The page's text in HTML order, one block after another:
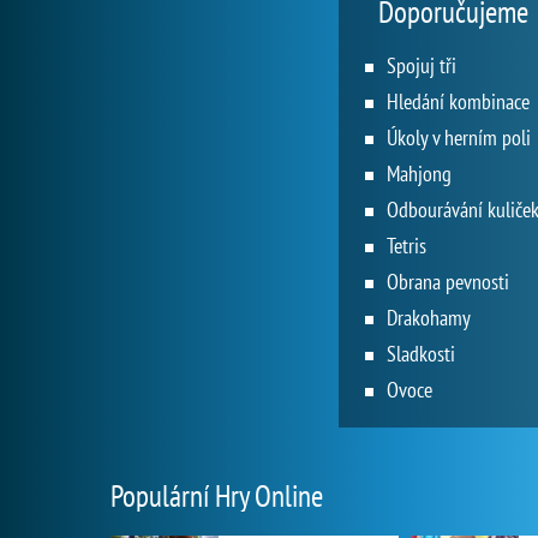
Doporučujeme
Spojuj tři
Hledání kombinace
Úkoly v herním poli
Mahjong
Odbourávání kuliček
Tetris
Obrana pevnosti
Drakohamy
Sladkosti
Ovoce
Populární Hry Online